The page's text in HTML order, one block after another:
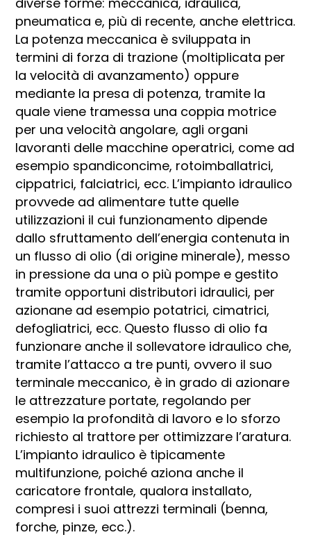
pneumatica e, più di recente, anche elettrica.
La potenza meccanica è sviluppata in
termini di forza di trazione (moltiplicata per
la velocità di avanzamento) oppure
mediante la presa di potenza, tramite la
quale viene tramessa una coppia motrice
per una velocità angolare, agli organi
lavoranti delle macchine operatrici, come ad
esempio spandiconcime, rotoimballatrici,
cippatrici, falciatrici, ecc. L’impianto idraulico
provvede ad alimentare tutte quelle
utilizzazioni il cui funzionamento dipende
dallo sfruttamento dell’energia contenuta in
un flusso di olio (di origine minerale), messo
in pressione da una o più pompe e gestito
tramite opportuni distributori idraulici, per
azionane ad esempio potatrici, cimatrici,
defogliatrici, ecc. Questo flusso di olio fa
funzionare anche il sollevatore idraulico che,
tramite l’attacco a tre punti, ovvero il suo
terminale meccanico, è in grado di azionare
le attrezzature portate, regolando per
esempio la profondità di lavoro e lo sforzo
richiesto al trattore per ottimizzare l’aratura.
L’impianto idraulico è tipicamente
multifunzione, poiché aziona anche il
caricatore frontale, qualora installato,
compresi i suoi attrezzi terminali (benna,
forche, pinze, ecc.).